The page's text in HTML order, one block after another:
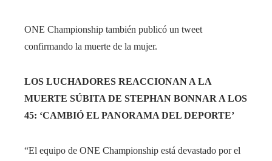
ONE Championship también publicó un tweet
confirmando la muerte de la mujer.
LOS LUCHADORES REACCIONAN A LA
MUERTE SÚBITA DE STEPHAN BONNAR A LOS
45: ‘CAMBIÓ EL PANORAMA DEL DEPORTE’
“El equipo de ONE Championship está devastado por el